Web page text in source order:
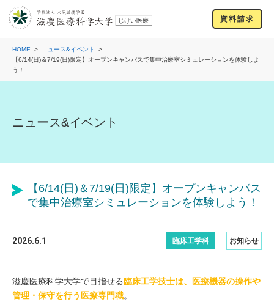
資料請求
HOME
ニュース&イベント
【6/14(日)＆7/19(日)限定】オープンキャンパスで集中治療室シミュレーションを体験しよ
う！
ニュース&イベント
【6/14(日)＆7/19(日)限定】オープンキャンパス
で集中治療室シミュレーションを体験しよう！
2026.6.1 臨床工学科 お知らせ
滋慶医療科学大学で目指せる臨床工学技士は、医療機器の操作や
管理・保守を行う医療専門職。